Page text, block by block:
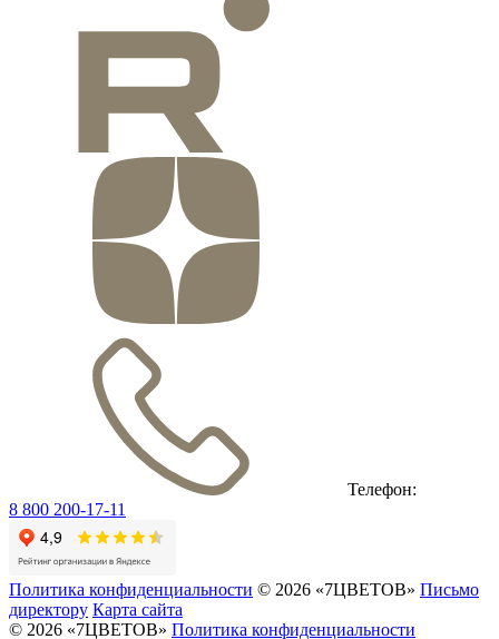
Телефон:
8 800 200-17-11
Политика конфиденциальности © 2026 «7ЦВЕТОВ» Письмо
директору Карта сайта
© 2026 «7ЦВЕТОВ» Политика конфиденциальности